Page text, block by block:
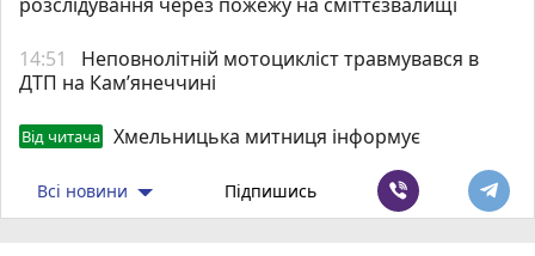
14:51
Неповнолітній мотоцикліст травмувався в
ДТП на Кам’янеччині
Від читача Хмельницька митниця інформує
Всі новини Підпишись